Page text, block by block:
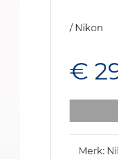
/ Nikon
€
Merk: